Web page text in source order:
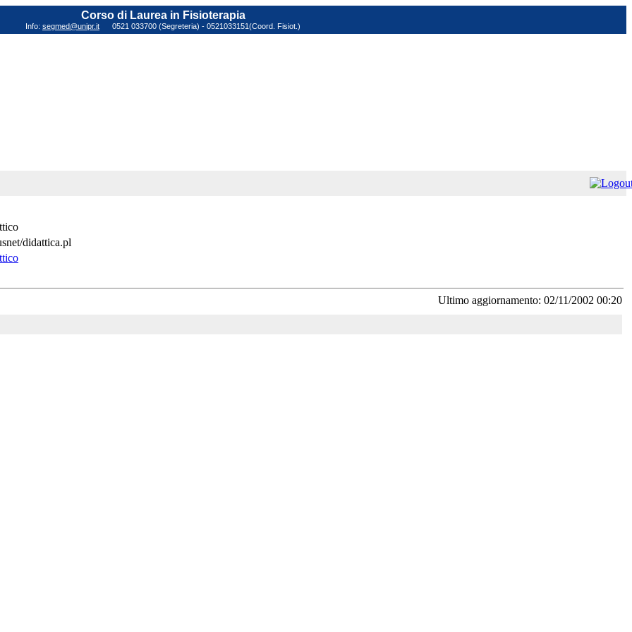
Corso di Laurea in Fisioterapia
Info: segmed@unipr.it 0521 033700 (Segreteria) - 0521033151(Coord. Fisiot.)
didattica.pl
Ultimo aggiornamento: 02/11/2002 00:20